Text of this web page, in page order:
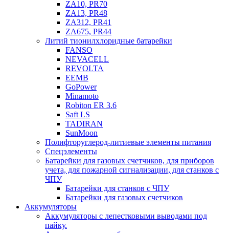
ZA10, PR70
ZA13, PR48
ZA312, PR41
ZA675, PR44
Литий тионилхлоридные батарейки
FANSO
NEVACELL
REVOLTA
EEMB
GoPower
Minamoto
Robiton ER 3.6
Saft LS
TADIRAN
SunMoon
Полифторуглерод-литиевые элементы питания
Спецэлементы
Батарейки для газовых счетчиков, для приборов
учета, для пожарной сигнализации, для станков с
ЧПУ
Батарейки для станков с ЧПУ
Батарейки для газовых счетчиков
Аккумуляторы
Аккумуляторы с лепестковыми выводами под
пайку.